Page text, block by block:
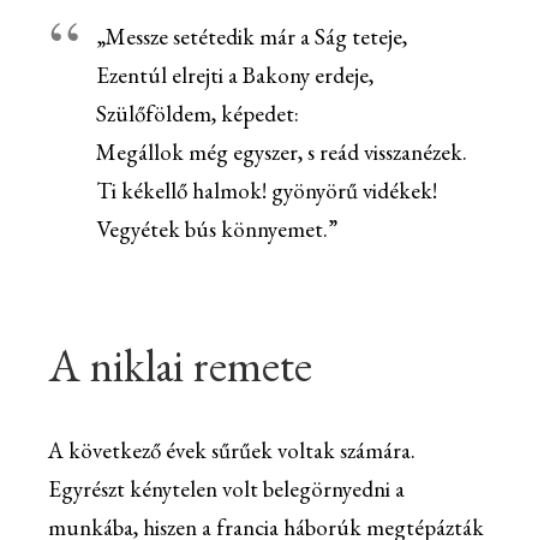
„Messze setétedik már a Ság teteje,
Ezentúl elrejti a Bakony erdeje,
Szülőföldem, képedet:
Megállok még egyszer, s reád visszanézek.
Ti kékellő halmok! gyönyörű vidékek!
Vegyétek bús könnyemet.”
A niklai remete
A következő évek sűrűek voltak számára.
Egyrészt kénytelen volt belegörnyedni a
munkába, hiszen a francia háborúk megtépázták